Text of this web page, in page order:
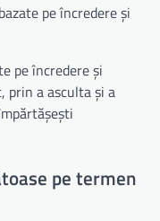
pe încredere și
pe încredere și
prin a asculta și a
pe termen